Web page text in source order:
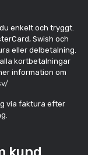
enkelt och tryggt.
Swish och
eller delbetalning.
kortbetalningar
information om
via faktura efter